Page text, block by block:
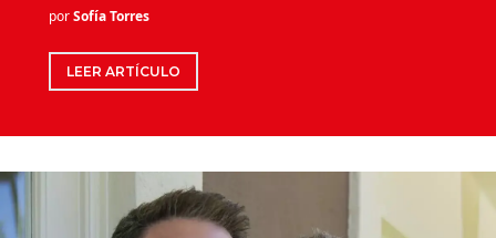
porSofía Torres
LEER ARTÍCULO